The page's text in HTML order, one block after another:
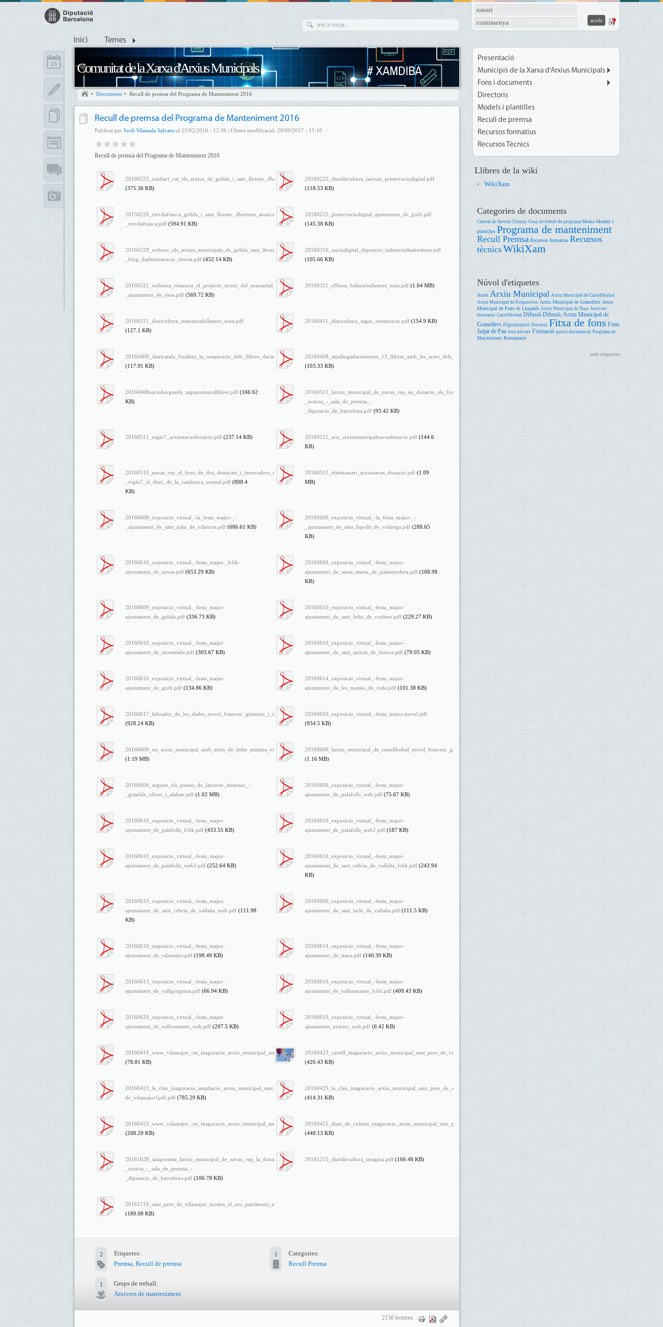
usuari
contrasenya
Inici Temes
Comunitat de la Xarxa d'Arxius Municipals
Documents Recull de premsa del Programa de Manteniment 2016
Recull de premsa del Programa de Manteniment 2016
Publicat per Jordi Vilamala Salvans el 25/02/2016 - 12:36 | Última modificació: 20/09/2017 - 15:10
Recull de premsa del Programa de Manteniment 2016
20160225_eixdiari_cat_els_arxius_de_gelida_i_sant_llorenc_dhortons_avancen_en_la_preservacio_digital.pdf
(375.36 KB)
20160225_diaridecultura_iaerxiu_preservaciodigital.pdf
(118.53 KB)
20150226_rtvvilafranca_gelida_i_sant_llorenc_dhortons_avancen_en_la_preservacio_digital_amb_iarxiu_-
_rtvvilafranca.pdf (594.91 KB)
20160225_preservaciodigital_ajuntament_de_gurb.pdf
(145.38 KB)
20160229_webaoc_els_arxius_municipals_de_gelida_sant_llorenc_dhortons_gurb_i_sant_feliu_de_codines_avancen_en_la_preservacio_digital_-
_blog_dadministracio_oberta.pdf (452.14 KB)
20160310_naciodigital_diputacio_balneariullastrestona.pdf
(105.66 KB)
20160321_webtona_restaurat_el_projecte_tecnic_del_manantial_ullastres_de_tona_de_lany_1881_-
_ajuntament_de_tona.pdf (569.72 KB)
20160321_el9nou_balneariullastres_tona.pdf (1.64 MB)
20160311_diaricultura_manantialullastres_tona.pdf
(127.1 KB)
20160411_diaricultura_sagas_restauracio.pdf (154.9 KB)
20160409_diaricatala_finalitza_la_restauracio_dels_llibres_dactes_de_lajuntament_de_sagas.pdf
(117.91 KB)
20160408_aquibegadarestauren_13_llibres_amb_les_actes_dels_plens_de_lajuntament_de_sagas_del_1939_al_1991_aqui_bergueda.pdf
(103.33 KB)
20160408naciobergueda_sagasrestaurallibres.pdf (166.62
KB)
20160511_larxiu_municipal_de_navas_rep_en_donacio_els_fons_dels_mestres_soler_i_daniel_-
_noticia_-_sala_de_premsa_-
_diputacio_de_barcelona.pdf (93.42 KB)
20160511_regio7_arxiunavasdonacio.pdf (237.14 KB) 20160511_acn_arxiumunicipalnavasdonacio.pdf (144.6
KB)
20160510_navas_rep_el_fons_de_dos_destacats_i_innovadors_mestres_de_la_republica_-
_regio7_el_diari_de_la_catalunya_central.pdf (808.4
KB)
20160511_elsetmanari_arxiunavas_donacio.pdf (1.09
MB)
20160608_exposicio_virtual_-la_festa_major-_-
_ajuntament_de_sant_julia_de_vilatorta.pdf (686.61 KB)
20160609_exposicio_virtual_-la_festa_major-_-
_ajuntament_de_sant_hipolit_de_voltrega.pdf (288.65
KB)
20160610_exposicio_virtual_-festa_major-_fcbk-
ajuntament_de_navas.pdf (653.29 KB)
20160609_exposicio_virtual_-festa_major-
ajuntament_de_santa_maria_de_palautordera.pdf (168.98
KB)
20160609_exposicio_virtual_-festa_major-
ajuntament_de_gelida.pdf (336.73 KB)
20160610_exposicio_virtual_-festa_major-
ajuntament_de_sant_feliu_de_codines.pdf (229.27 KB)
20160610_exposicio_virtual_-festa_major-
ajuntament_de_montmelo.pdf (303.67 KB)
20160610_exposicio_virtual_-festa_major-
ajuntament_de_sant_quirze_de_besora.pdf (79.05 KB)
20160610_exposicio_virtual_-festa_major-
ajuntament_de_gurb.pdf (134.86 KB)
20160614_exposicio_virtual_-festa_major-
ajuntament_de_les_masies_de_roda.pdf (101.38 KB)
20160617_lobrador_de_les_dades_nuvol_francesc_gimenez_i_martin.pdf
(928.24 KB)
20160610_exposicio_virtual_-festa_major-nuvol.pdf
(934.5 KB)
20160608_un_arxiu_municipal_amb_actes_de_ledat_mitjana_vic_nuvol_nuria_juanico.pdf
(1.19 MB)
20160608_larxiu_municipal_de_castellbisbal_nuvol_francesc_ginabreda.pdf
(1.16 MB)
20160604_seguint_els_passos_de_larxiver_itinerant_-
_griselda_oliver_i_alabau.pdf (1.02 MB)
20160609_exposicio_virtual_-festa_major-
ajuntament_de_palafolls_web.pdf (75.67 KB)
20160610_exposicio_virtual_-festa_major-
ajuntament_de_palafolls_fcbk.pdf (433.55 KB)
20160610_exposicio_virtual_-festa_major-
ajuntament_de_palafolls_web2.pdf (187 KB)
20160610_exposicio_virtual_-festa_major-
ajuntament_de_palafolls_web3.pdf (252.64 KB)
20160610_exposicio_virtual_-festa_major-
ajuntament_de_sant_cebria_de_vallalta_fcbk.pdf (243.94
KB)
20160610_exposicio_virtual_-festa_major-
ajuntament_de_sant_cebria_de_vallalta_web.pdf (111.98
KB)
20160609_exposicio_virtual_-festa_major-
ajuntament_de_sant_iscle_de_vallalta.pdf (111.5 KB)
20160610_exposicio_virtual_-festa_major-
ajuntament_de_vilamajor.pdf (198.49 KB)
20160614_exposicio_virtual_-festa_major-
ajuntament_de_tiana.pdf (140.39 KB)
20160613_exposicio_virtual_-festa_major-
ajuntament_de_vallgorguina.pdf (66.94 KB)
20160610_exposicio_virtual_-festa_major-
ajuntament_de_vallromanes_fcbk.pdf (409.43 KB)
20160610_exposicio_virtual_-festa_major-
ajuntament_de_vallromanes_web.pdf (207.5 KB)
20160610_exposicio_virtual_-festa_major-
ajuntament_avinyo_web.pdf (6.42 KB)
20160419_www_vilamajor_cat_inaguracio_arxiu_municipal_sant_pere_de_vilamajor_1.pdf
(78.81 KB)
20160423_cartell_inaguracio_arxiu_municipal_sant_pere_de_vilamajor.jpg
(420.43 KB)
20160423_la_clau_inaguracio_ampliacio_arxiu_municipal_sant_pere-
de_vilamajor1pdf.pdf (785.29 KB)
20160423_la_clau_inaguracio_arxiu_municipal_sant_pere_de_vilamajor2.pdf
(414.31 KB)
20160423_www_vilamajor_cat_inaguracio_arxiu_municipal_sant_pere_de_vilamajor_2.pdf
(208.29 KB)
20160425_diari_de_cultura_inaguracio_arxiu_municipal_sant_pere_de_vilamajor.pdf
(448.13 KB)
20161028_salapremsa_larxiu_municipal_de_navas_rep_la_donacio_dels_fons_documentals_dels_germans_soler_daniel_-
_noticia_-_sala_de_premsa_-
_diputacio_de_barcelona.pdf (106.78 KB)
20161215_diaridecultura_imagina.pdf (166.48 KB)
20161219_sant_pere_de_vilamajor_mostra_el_seu_patrimomi_en_un_museu_virtual.pdf
(189.08 KB)
2
Etiquetes:
Premsa, Recull de premsa
1
Categories:
Recull Premsa
1
Grups de treball:
Arxivers de manteniment
2158 lectures
Presentació
Municipis de la Xarxa d'Arxius Municipals
Fons i documents
Directoris
Models i plantilles
Recull de premsa
Recursos formatius
Recursos Tècnics
Llibres de la wiki
WikiXam
Categories de documents
Central de Serveis Tècnics Grup de treball de programa Meana Models i
plantilles Programa de manteniment
Recull Premsa Recursos formatius Recursos
tècnicsWikiXam
Núvol d'etiquetes
Accés Arxiu Municipal Arxiu Municipal de Castellbisbal
Arxiu Municipal de Folgueroles Arxiu Municipal de Granollers Arxiu
Municipal de Prats de Lluçanès Arxiu Municipal de Tona Arxivers
itinerants Castellbisbal Difusió Difusió; Arxiu Municipal de
Granollers Digitalització Donació Fitxa de fons Fons
Jutjat de Pau fons privats Formació gestió documental Programa de
Manteniment Restauració
més etiquetes